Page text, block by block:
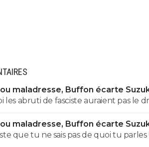
ou maladresse, Buffon écarte
les abruti de fasciste auraient pas le
et fascisme, t'a bien le droit de
ou maladresse, Buffon écarte
que tu ne sais pas de quoi tu parles !!